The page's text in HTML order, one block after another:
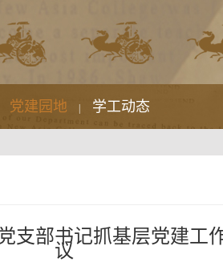
党建园地 学工动态
支部书记抓基层党建工
议